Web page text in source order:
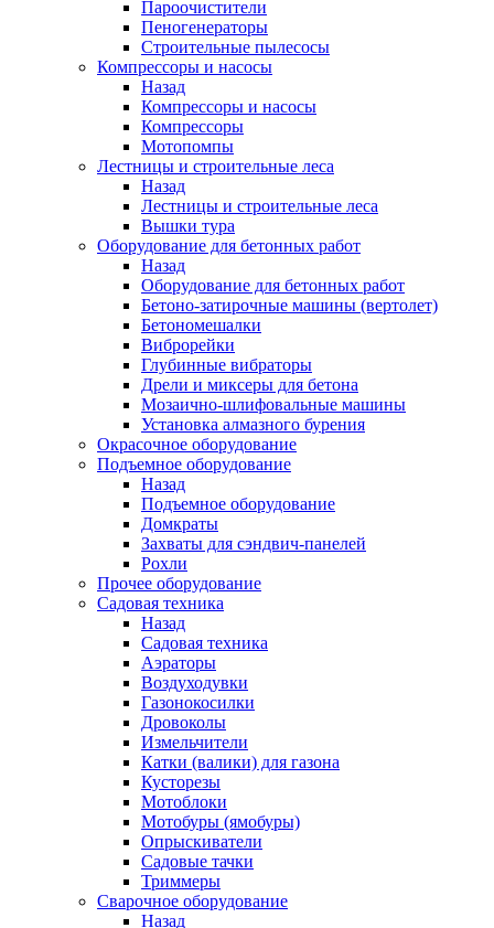
Пароочистители
Пеногенераторы
Строительные пылесосы
Компрессоры и насосы
Назад
Компрессоры и насосы
Компрессоры
Мотопомпы
Лестницы и строительные леса
Назад
Лестницы и строительные леса
Вышки тура
Оборудование для бетонных работ
Назад
Оборудование для бетонных работ
Бетоно-затирочные машины (вертолет)
Бетономешалки
Виброрейки
Глубинные вибраторы
Дрели и миксеры для бетона
Мозаично-шлифовальные машины
Установка алмазного бурения
Окрасочное оборудование
Подъемное оборудование
Назад
Подъемное оборудование
Домкраты
Захваты для сэндвич-панелей
Рохли
Прочее оборудование
Садовая техника
Назад
Садовая техника
Аэраторы
Воздуходувки
Газонокосилки
Дровоколы
Измельчители
Катки (валики) для газона
Кусторезы
Мотоблоки
Мотобуры (ямобуры)
Опрыскиватели
Садовые тачки
Триммеры
Сварочное оборудование
Назад